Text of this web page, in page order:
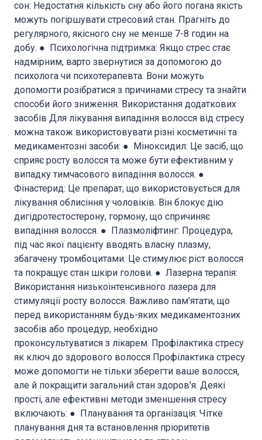
сон: Недостатня кількість сну або його погана якість
можуть погіршувати стресовий стан. Прагніть до
регулярного, якісного сну не менше 7-8 годин на
добу. ● Психологічна підтримка: Якщо стрес стає
надмірним, варто звернутися за допомогою до
психолога чи психотерапевта. Вони можуть
допомогти розібратися з причинами стресу та знайти
способи його зниження. Використання додаткових
засобів Для лікування випадіння волосся від стресу
можна також використовувати різні косметичні та
медикаментозні засоби: ● Міноксидил: Це засіб, що
сприяє росту волосся та може бути ефективним у
випадку тимчасового випадіння волосся. ●
Фінастерид: Це препарат, що використовується для
лікування облисіння у чоловіків. Він блокує дію
дигідротестостерону, гормону, що спричиняє
випадіння волосся. ● Плазмоліфтинг: Процедура,
під час якої пацієнту вводять власну плазму,
збагачену тромбоцитами. Це стимулює ріст волосся
та покращує стан шкіри голови. ● Лазерна терапія:
Використання низькоінтенсивного лазера для
стимуляції росту волосся. Важливо пам'ятати, що
перед використанням будь-яких медикаментозних
засобів або процедур, необхідно
проконсультуватися з лікарем. Профілактика стресу
як ключ до здорового волосся Профілактика стресу
може допомогти не тільки зберегти ваше волосся,
але й покращити загальний стан здоров'я. Деякі
прості, але ефективні методи зменшення стресу
включають: ● Планування та організація: Чітке
планування дня та встановлення пріоритетів